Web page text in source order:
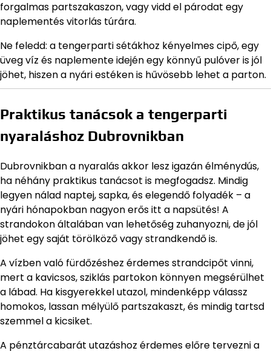
forgalmas partszakaszon, vagy vidd el párodat egy
naplementés vitorlás túrára.
Ne feledd: a tengerparti sétákhoz kényelmes cipő, egy
üveg víz és naplemente idején egy könnyű pulóver is jól
jöhet, hiszen a nyári estéken is hűvösebb lehet a parton.
Praktikus tanácsok a tengerparti
nyaraláshoz Dubrovnikban
Dubrovnikban a nyaralás akkor lesz igazán élménydús,
ha néhány praktikus tanácsot is megfogadsz. Mindig
legyen nálad naptej, sapka, és elegendő folyadék – a
nyári hónapokban nagyon erős itt a napsütés! A
strandokon általában van lehetőség zuhanyozni, de jól
jöhet egy saját törölköző vagy strandkendő is.
A vízben való fürdőzéshez érdemes strandcipőt vinni,
mert a kavicsos, sziklás partokon könnyen megsérülhet
a lábad. Ha kisgyerekkel utazol, mindenképp válassz
homokos, lassan mélyülő partszakaszt, és mindig tartsd
szemmel a kicsiket.
A pénztárcabarát utazáshoz érdemes előre tervezni a